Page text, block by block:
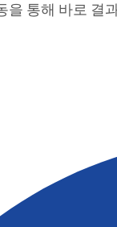
을 통해 바로 결